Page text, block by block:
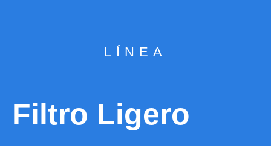
LÍNEA
Filtro Ligero